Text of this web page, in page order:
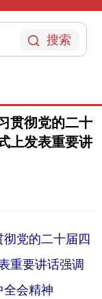
搜索
贯彻党的二十
上发表重要讲
党的二十届四
重要讲话强调
会精神